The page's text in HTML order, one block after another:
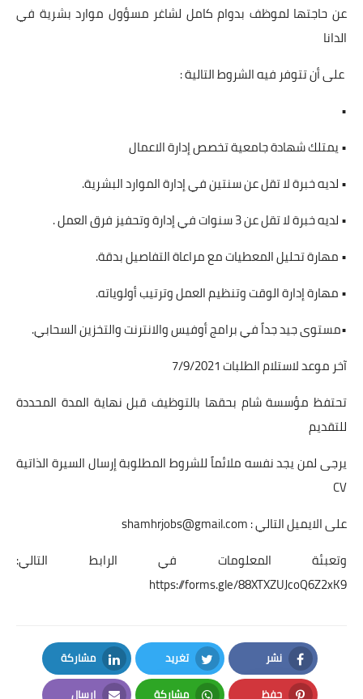
عن حاجتها لموظف بدوام كامل لشاغر مسؤول موارد بشرية في
الدانا
على أن تتوفر فيه الشروط التالية :
•
• يمتلك شهادة جامعية تخصص إدارة الاعمال
• لديه خبرة لا تقل عن سنتين في إدارة الموارد البشرية.
• لديه خبرة لا تقل عن 3 سنوات في إدارة وتحفيز فرق العمل .
• مهارة تحليل المعطيات مع مراعاة التفاصيل بدقة.
• مهارة إدارة الوقت وتنظيم العمل وترتيب أولوياته.
•مستوى جيد جداً في برامج أوفيس والانترنت والتخزين السحابي.
آخر موعد لاستلام الطلبات 7/9/2021
تحتفظ مؤسسة شام بحقها بالتوظيف قبل نهاية المدة المحددة
للتقديم
يرجى لمن يجد نفسه ملائماً للشروط المطلوبة إرسال السيرة الذاتية
CV
على الايميل التالي :shamhrjobs@gmail.com
وتعبئة المعلومات في الرابط التالي:
https://forms.gle/88XTXZUJcoQ6Z2xK9
نشر
Facebook
تغريد
Twitter
مشاركة
LinkedIn
حفظ مشاركة إرسال